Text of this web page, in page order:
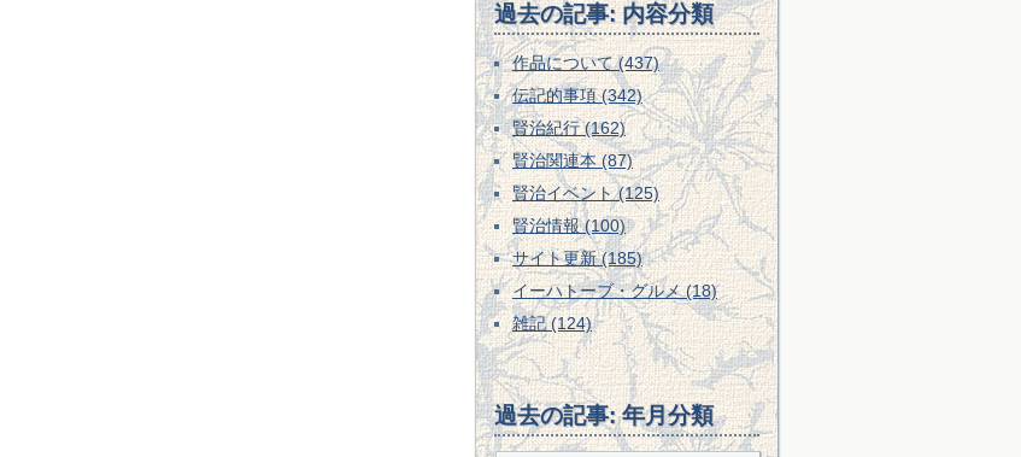
過去の記事: 内容分類
作品について (437)
伝記的事項 (342)
賢治紀行 (162)
賢治関連本 (87)
賢治イベント (125)
賢治情報 (100)
サイト更新 (185)
イーハトーブ・グルメ (18)
雑記 (124)
過去の記事: 年月分類